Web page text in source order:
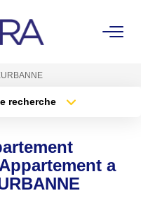
recherche
Plus de critères
a